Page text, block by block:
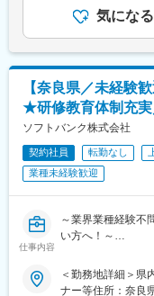
ない傾向です！社
業務が多いのも特
※自社での実務作
ルの双方を担当し
＼お仕事の進め方
・奈良エリア内に
ンターの常駐勤務
・「サーバー・機
信線（光ファイバ
織の中で、特定の
がらマルチに活躍
・資格取得支援制
★エリアコース採
★年間休日125日、
★夜間作業は拠点
割増手当（深夜勤
は過去実績をベー
であり、選考を通
定手当を含めた表
気になる
【奈良県／未経験
★研修教育体制充実
ソフトバンク株式会社
契約社員 転勤なし
業種未経験歓迎
仕事内容
～業界業種経験不
い方へ！～
●研修充実で完全
ご用意
＜勤務地詳細＞県
ナー等住所：奈良